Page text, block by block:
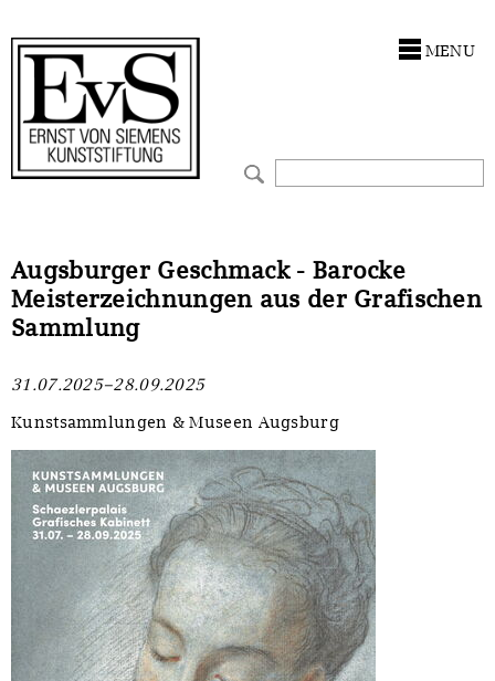
MENU
Augsburger Geschmack - Barocke
Meisterzeichnungen aus der Grafischen
Sammlung
31.07.2025–28.09.2025
Kunstsammlungen & Museen Augsburg
Förderphilosophie
Gremien
Presse und Neuigkeiten
Ankauf
Restaurierungen
Werkverzeichnisse
Zwischenfinanzierung